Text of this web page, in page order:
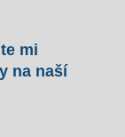
mi
na naší